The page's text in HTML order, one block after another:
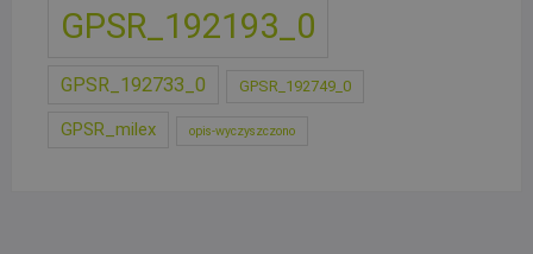
GPSR_192193_0
GPSR_192733_0 GPSR_192749_0
GPSR_milex opis-wyczyszczono